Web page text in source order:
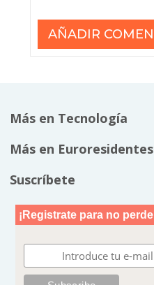
Más en Tecnología
Más en Euroresidentes
Suscríbete